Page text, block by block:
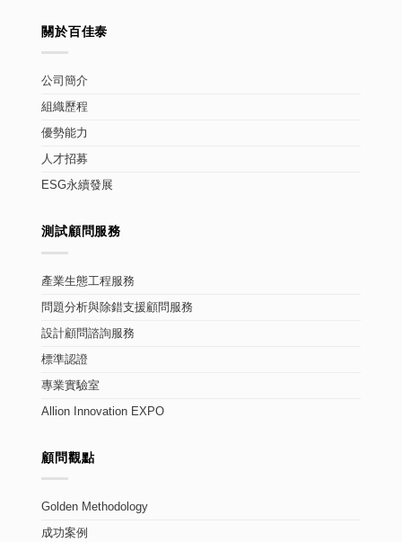
關於百佳泰
公司簡介
組織歷程
優勢能力
人才招募
ESG永續發展
測試顧問服務
產業生態工程服務
問題分析與除錯支援顧問服務
設計顧問諮詢服務
標準認證
專業實驗室
Allion Innovation EXPO
顧問觀點
Golden Methodology
成功案例